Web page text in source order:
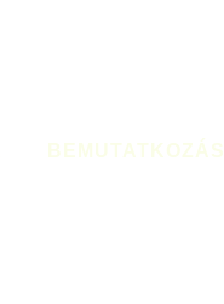
BEMUTATKOZÁS